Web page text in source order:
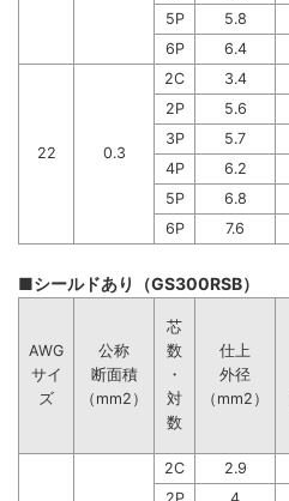
5P
5.8
6P
6.4
22 0.3
2C 3.4
2P
5.6
3P
5.7
4P
6.2
5P
6.8
6P
7.6
■シールドあり（GS300RSB）
AWG
サイ
ズ
公称
断面積
（mm2）
芯
数
・
対
数
仕上
外径
（mm2）
2C 2.9